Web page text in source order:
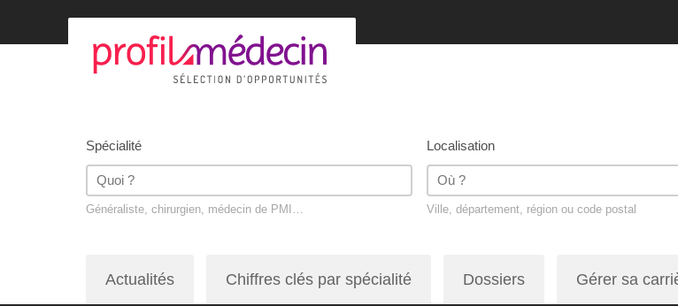
Spécialité
Généraliste, chirurgien, médecin de PMI…
Localisation
Ville, département, région ou code postal
Actualités Chiffres clés par spécialité Dossiers Gérer sa